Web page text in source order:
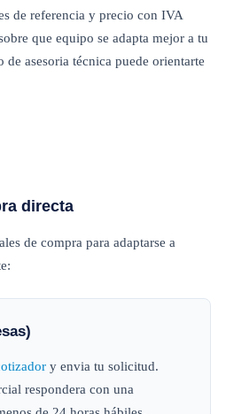
de referencia y precio con IVA
que equipo se adapta mejor a tu
de asesoria técnica puede orientarte
directa
de compra para adaptarse a
y envia tu solicitud.
respondera con una